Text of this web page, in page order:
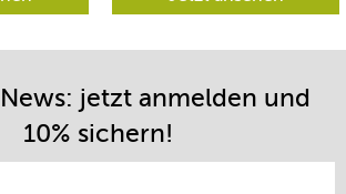
jetzt anmelden und
10% sichern!